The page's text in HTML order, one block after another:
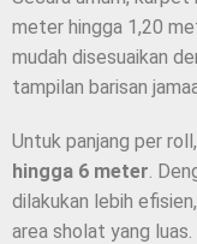
meter hingga 1,20
mudah disesuaikan
tampilan barisan
Untuk panjang per
hingga 6 meter .
dilakukan lebih
area sholat yang luas.